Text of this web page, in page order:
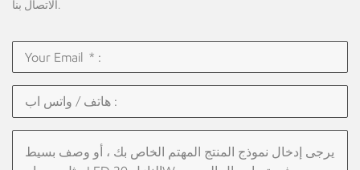
الاتصال بنا.